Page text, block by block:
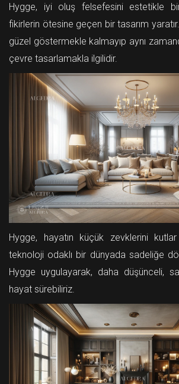
Hygge, iyi oluş felsefesini estetikle
fikirlerin ötesine geçen bir tasarım
güzel göstermekle kalmayıp aynı
çevre tasarlamakla ilgilidir.
Hygge, hayatın küçük zevklerini
teknoloji odaklı bir dünyada sadeliğe
Hygge uygulayarak, daha düşünceli,
hayat sürebiliriz.